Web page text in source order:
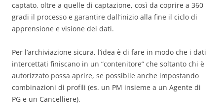
captato, oltre a quelle di captazione, così da coprire a 360
gradi il processo e garantire dall’inizio alla fine il ciclo di
apprensione e visione dei dati.
Per l’archiviazione sicura, l’idea è di fare in modo che i dati
intercettati finiscano in un “contenitore” che soltanto chi è
autorizzato possa aprire, se possibile anche impostando
combinazioni di profili (es. un PM insieme a un Agente di
PG e un Cancelliere).